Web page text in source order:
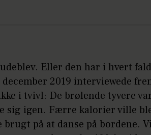
Eller den har i hvert
december 2019 interviewede
i tvivl: De brølende tyvere
sig igen. Færre kalorier ville
brugt på at danse på bordene.